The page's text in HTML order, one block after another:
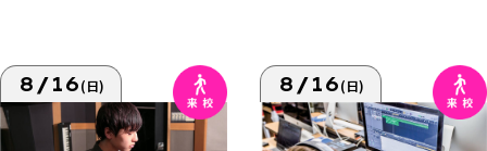
8/16(日) 8/16(日)